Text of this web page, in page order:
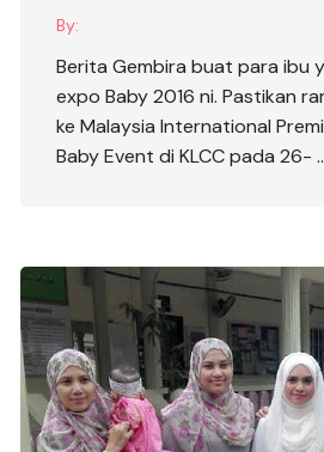
By:
Berita Gembira buat para ibu
expo Baby 2016 ni. Pastikan
ke Malaysia International
Baby Event di KLCC pada 26-